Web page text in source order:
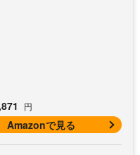
円
Amazonで見る